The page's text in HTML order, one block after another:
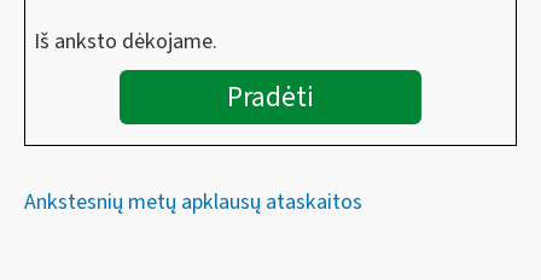
Iš anksto dėkojame.
Pradėti
Ankstesnių metų apklausų ataskaitos